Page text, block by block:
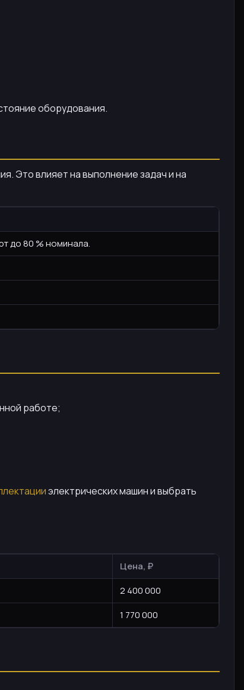
оборудования.
Это влияет на выполнение задач и на
до 80 % номинала.
работе;
электрических машин и выбрать
Цена, ₽
2 400 000
1 770 000